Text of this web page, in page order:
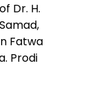
Dr. H.
Fatwa
Prodi